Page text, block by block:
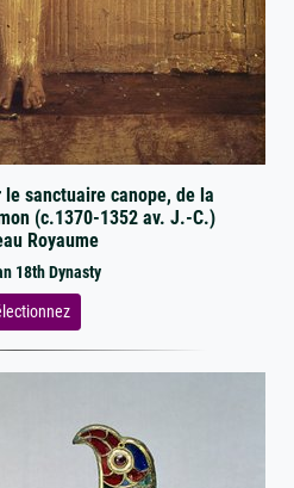
sanctuaire canope, de la
(c.1370-1352 av. J.-C.)
Royaume
18th Dynasty